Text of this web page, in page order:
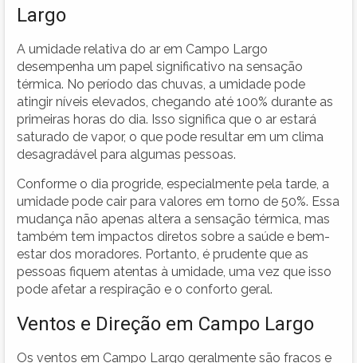
Largo
A umidade relativa do ar em Campo Largo
desempenha um papel significativo na sensação
térmica. No período das chuvas, a umidade pode
atingir níveis elevados, chegando até 100% durante as
primeiras horas do dia. Isso significa que o ar estará
saturado de vapor, o que pode resultar em um clima
desagradável para algumas pessoas.
Conforme o dia progride, especialmente pela tarde, a
umidade pode cair para valores em torno de 50%. Essa
mudança não apenas altera a sensação térmica, mas
também tem impactos diretos sobre a saúde e bem-
estar dos moradores. Portanto, é prudente que as
pessoas fiquem atentas à umidade, uma vez que isso
pode afetar a respiração e o conforto geral.
Ventos e Direção em Campo Largo
Os ventos em Campo Largo geralmente são fracos e